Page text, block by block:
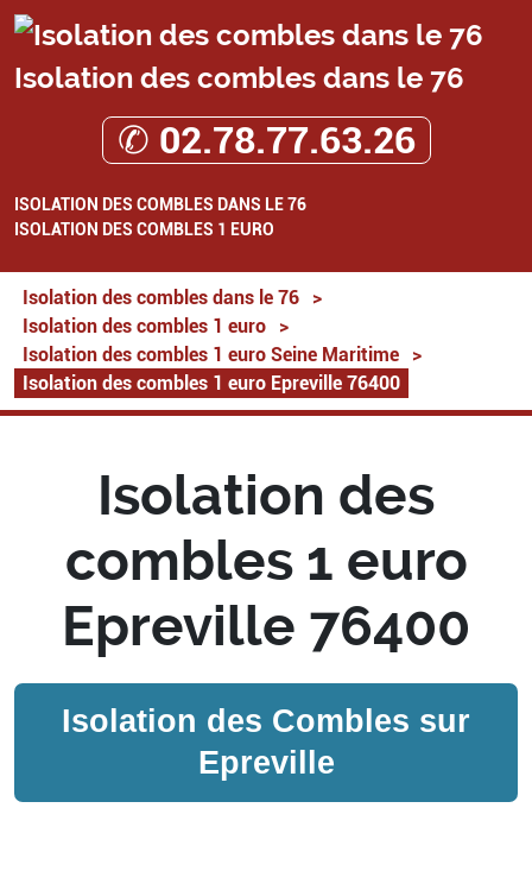
Isolation des combles dans le 76
✆ 02.78.77.63.26
ISOLATION DES COMBLES DANS LE 76
ISOLATION DES COMBLES 1 EURO
Isolation des combles dans le 76
>
Isolation des combles 1 euro
>
Isolation des combles 1 euro Seine Maritime
>
Isolation des combles 1 euro Epreville 76400
Isolation des
combles 1 euro
Epreville 76400
Isolation des Combles sur
Epreville